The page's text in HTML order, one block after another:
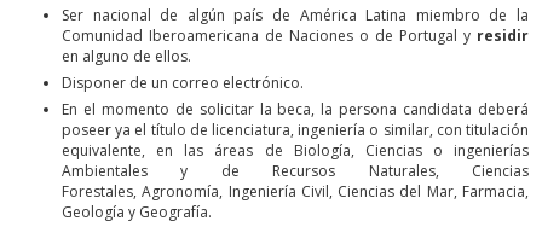
Ser nacional de algún país de América Latina miembro de la
Comunidad Iberoamericana de Naciones o de Portugal y residir
en alguno de ellos.
Disponer de un correo electrónico.
En el momento de solicitar la beca, la persona candidata deberá
poseer ya el título de licenciatura, ingeniería o similar, con titulación
equivalente, en las áreas de Biología, Ciencias o ingenierías
Ambientales y de Recursos Naturales, Ciencias
Forestales, Agronomía, Ingeniería Civil, Ciencias del Mar, Farmacia,
Geología y Geografía.